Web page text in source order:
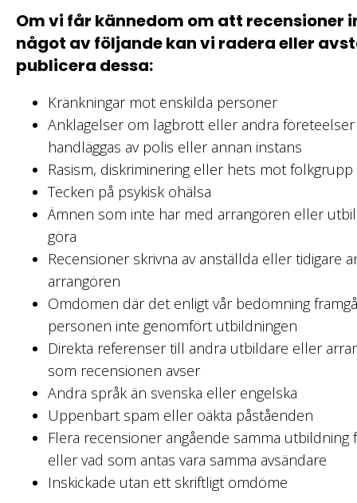
Om vi får kännedom om att recensioner
något av följande kan vi radera eller
publicera dessa:
Kränkningar mot enskilda personer
Anklagelser om lagbrott eller andra
handläggas av polis eller annan instans
Rasism, diskriminering eller hets mot folkgrupp
Tecken på psykisk ohälsa
Ämnen som inte har med arrangören eller
göra
Recensioner skrivna av anställda eller tidigare
arrangören
Omdömen där det enligt vår bedömning
personen inte genomfört utbildningen
Direkta referenser till andra utbildare eller
som recensionen avser
Andra språk än svenska eller engelska
Uppenbart spam eller oäkta påståenden
Flera recensioner angående samma utbildning
eller vad som antas vara samma avsändare
Inskickade utan ett skriftligt omdöme